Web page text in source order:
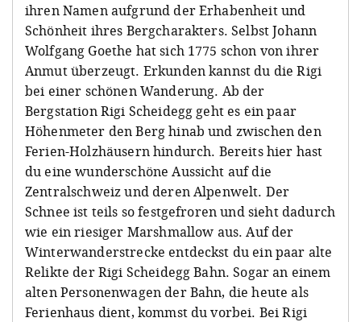
ihren Namen aufgrund der Erhabenheit und
Schönheit ihres Bergcharakters. Selbst Johann
Wolfgang Goethe hat sich 1775 schon von ihrer
Anmut überzeugt. Erkunden kannst du die Rigi
bei einer schönen Wanderung. Ab der
Bergstation Rigi Scheidegg geht es ein paar
Höhenmeter den Berg hinab und zwischen den
Ferien-Holzhäusern hindurch. Bereits hier hast
du eine wunderschöne Aussicht auf die
Zentralschweiz und deren Alpenwelt. Der
Schnee ist teils so festgefroren und sieht dadurch
wie ein riesiger Marshmallow aus. Auf der
Winterwanderstrecke entdeckst du ein paar alte
Relikte der Rigi Scheidegg Bahn. Sogar an einem
alten Personenwagen der Bahn, die heute als
Ferienhaus dient, kommst du vorbei. Bei Rigi